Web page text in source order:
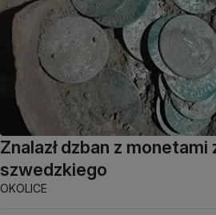
Znalazł dzban z
szwedzkiego
OKOLICE